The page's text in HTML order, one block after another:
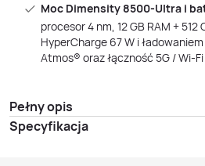
Moc Dimensity 8500‑Ultra i
procesor 4 nm, 12 GB RAM +
HyperCharge 67 W i
Atmos® oraz łączność 5G /
Pełny opis
Specyfikacja